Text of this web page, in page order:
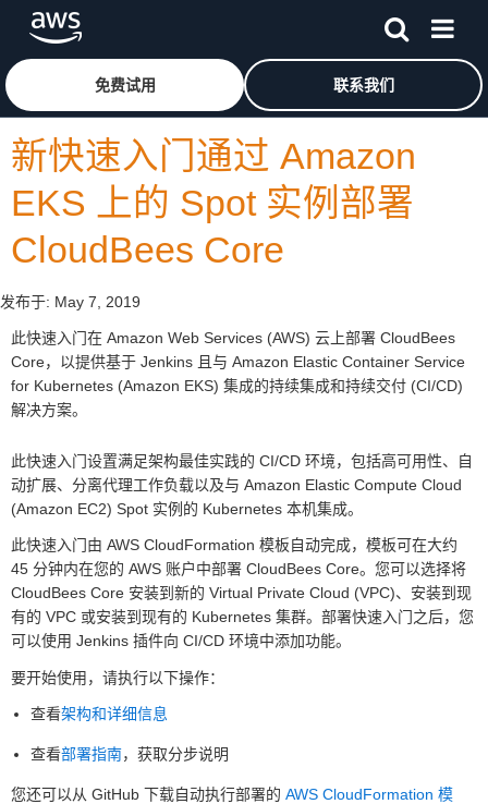
跳至主要内容
免费试用 联系我们
新快速入门通过 Amazon
EKS 上的 Spot 实例部署
CloudBees Core
发布于: May 7, 2019
此快速入门在 Amazon Web Services (AWS) 云上部署 CloudBees
Core，以提供基于 Jenkins 且与 Amazon Elastic Container Service
for Kubernetes (Amazon EKS) 集成的持续集成和持续交付 (CI/CD)
解决方案。
此快速入门设置满足架构最佳实践的 CI/CD 环境，包括高可用性、自
动扩展、分离代理工作负载以及与 Amazon Elastic Compute Cloud
(Amazon EC2) Spot 实例的 Kubernetes 本机集成。
此快速入门由 AWS CloudFormation 模板自动完成，模板可在大约
45 分钟内在您的 AWS 账户中部署 CloudBees Core。您可以选择将
CloudBees Core 安装到新的 Virtual Private Cloud (VPC)、安装到现
有的 VPC 或安装到现有的 Kubernetes 集群。部署快速入门之后，您
可以使用 Jenkins 插件向 CI/CD 环境中添加功能。
要开始使用，请执行以下操作：
查看架构和详细信息
查看部署指南，获取分步说明
您还可以从 GitHub 下载自动执行部署的 AWS CloudFormation 模